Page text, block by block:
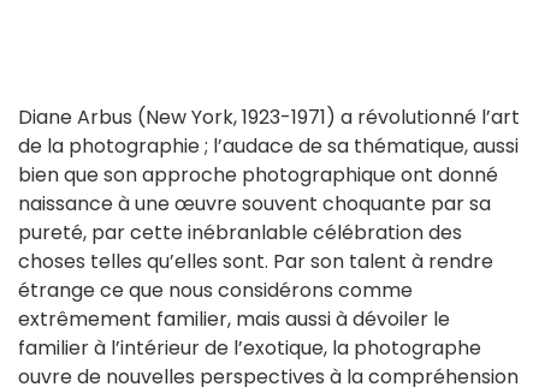
Diane Arbus (New York, 1923-1971) a révolutionné l’art
de la photographie ; l’audace de sa thématique, aussi
bien que son approche photographique ont donné
naissance à une œuvre souvent choquante par sa
pureté, par cette inébranlable célébration des
choses telles qu’elles sont. Par son talent à rendre
étrange ce que nous considérons comme
extrêmement familier, mais aussi à dévoiler le
familier à l’intérieur de l’exotique, la photographe
ouvre de nouvelles perspectives à la compréhension